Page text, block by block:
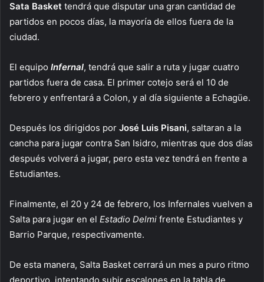
Sata Basket tendrá que disputar una gran cantidad de
partidos en pocos días, la mayoría de ellos fuera de la
ciudad.
El equipo Infernal, tendrá que salir a ruta y jugar cuatro
partidos fuera de casa. El primer cotejo será el 10 de
febrero y enfrentará a Colon, y al día siguiente a Echagüe.
Después los dirigidos por José Luis Pisani, saltaran a la
cancha para jugar contra San Isidro, mientras que dos días
después volverá a jugar, pero esta vez tendrá en frente a
Estudiantes.
Finalmente, el 20 y 24 de febrero, los Infernales vuelven a
Salta para jugar en el Estadio Delmi frente Estudiantes y
Barrio Parque, respectivamente.
De esta manera, Salta Basket cerrará un mes a puro ritmo